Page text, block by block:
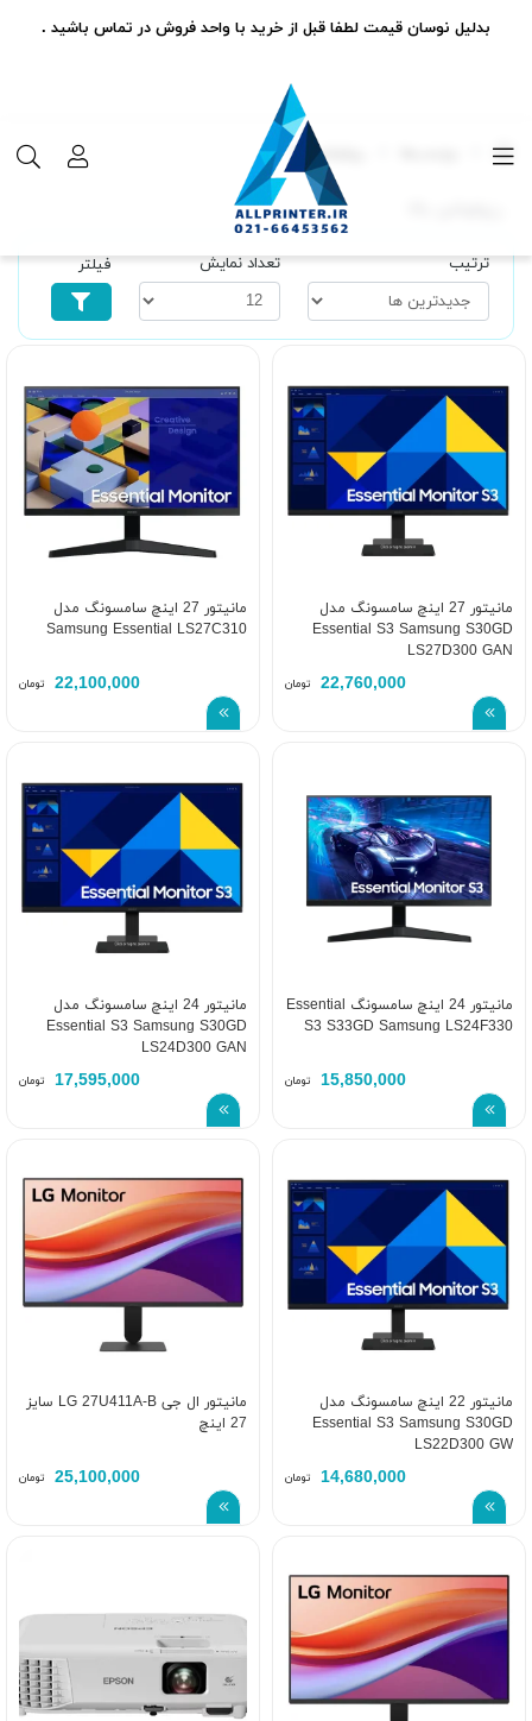
رزولوشن بالا
ترتیب تعداد نمایش فیلتر
مانیتور 27 اینچ سامسونگ مدل
Essential S3 Samsung S30GD
LS27D300 GAN
22,760,000 تومان
مانیتور 27 اینچ سامسونگ مدل
Samsung Essential LS27C310
22,100,000 تومان
مانیتور 24 اینچ سامسونگ Essential
S3 S33GD Samsung LS24F330
15,850,000 تومان
مانیتور 24 اینچ سامسونگ مدل
Essential S3 Samsung S30GD
LS24D300 GAN
17,595,000 تومان
مانیتور 22 اینچ سامسونگ مدل
Essential S3 Samsung S30GD
LS22D300 GW
14,680,000 تومان
مانیتور ال جی LG 27U411A-B سایز
27 اینچ
25,100,000 تومان
بدلیل نوسان قیمت لطفا قبل از خرید با واحد فروش در تماس باشید .